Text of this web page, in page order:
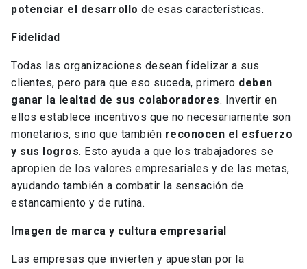
potenciar el desarrollo de esas características.
Fidelidad
Todas las organizaciones desean fidelizar a sus
clientes, pero para que eso suceda, primero deben
ganar la lealtad de sus colaboradores. Invertir en
ellos establece incentivos que no necesariamente son
monetarios, sino que también reconocen el esfuerzo
y sus logros. Esto ayuda a que los trabajadores se
apropien de los valores empresariales y de las metas,
ayudando también a combatir la sensación de
estancamiento y de rutina.
Imagen de marca y cultura empresarial
Las empresas que invierten y apuestan por la